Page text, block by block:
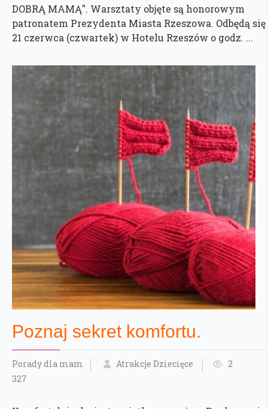
DOBRĄ MAMĄ". Warsztaty objęte są honorowym
patronatem Prezydenta Miasta Rzeszowa. Odbędą się
21 czerwca (czwartek) w Hotelu Rzeszów o godz. ...
Poznaj sekret komfortu.
Porady dla mam Atrakcje Dziecięce
2
327